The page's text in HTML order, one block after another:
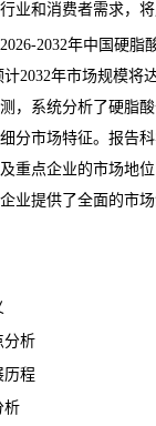
业和消费者需求，
2026-2032年中国硬脂
2032年市场规模将
，系统分析了硬脂
分市场特征。报告
重点企业的市场地
业提供了全面的市
析
程
析